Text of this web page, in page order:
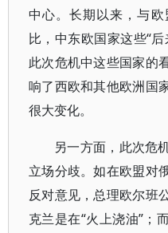
中心。长期以来，与
比，中东欧国家这些“
此次危机中这些国家的
响了西欧和其他欧洲国
很大变化。
另一方面，此次危
立场分歧。如在欧盟对
反对意见，总理欧尔班
克兰是在“火上浇油”；